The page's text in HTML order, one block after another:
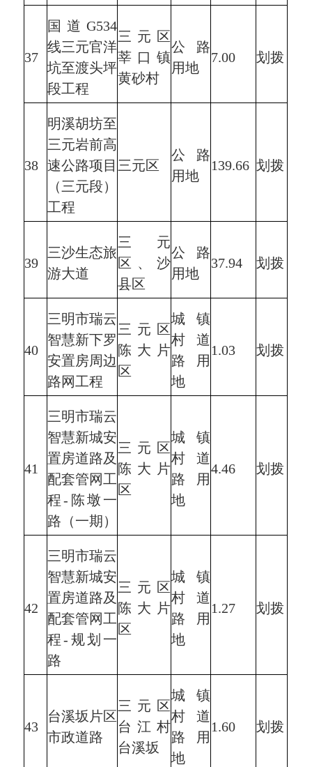
37
国道G534
线三元官洋
坑至渡头坪
段工程
三元区
莘口镇
黄砂村
公路
用地
7.00 划拨
38
明溪胡坊至
三元岩前高
速公路项目
（三元段）
工程
三元区
公路
用地
139.66 划拨
39
三沙生态旅
游大道
三元
区、沙
县区
公路
用地
37.94 划拨
40
三明市瑞云
智慧新下罗
安置房周边
路网工程
三元区
陈大片
区
城镇
村道
路用
地
1.03 划拨
41
三明市瑞云
智慧新城安
置房道路及
配套管网工
程-陈墩一
路（一期）
三元区
陈大片
区
城镇
村道
路用
地
4.46 划拨
42
三明市瑞云
智慧新城安
置房道路及
配套管网工
程-规划一
路
三元区
陈大片
区
城镇
村道
路用
地
1.27 划拨
43
台溪坂片区
市政道路
三元区
台江村
台溪坂
城镇
村道
路用
地
1.60 划拨